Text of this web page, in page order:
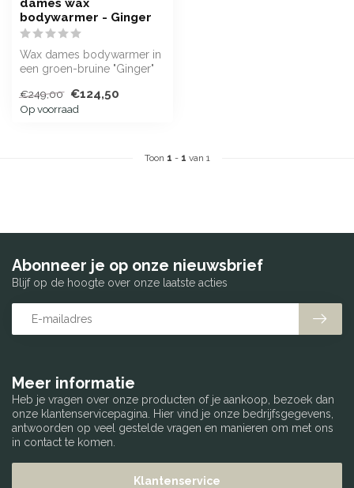
dames wax
bodywarmer - Ginger
Wax dames bodywarmer in
een groen-bruine "Ginger"
€249,00 €124,50
Op voorraad
Toon 1 - 1 van 1
Meer informatie
Heb je vragen over onze producten of je aankoop, bezoek dan
onze klantenservicepagina. Hier vind je onze bedrijfsgegevens,
antwoorden op veel gestelde vragen en manieren om met ons
in contact te komen.
Klantenservice
Abonneer je op onze nieuwsbrief
Blijf op de hoogte over onze laatste acties